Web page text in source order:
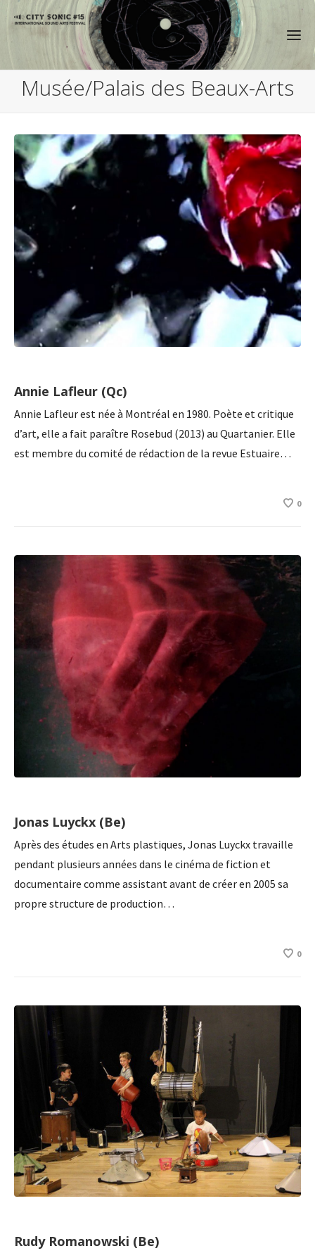
Musée/Palais des Beaux-Arts
Annie Lafleur (Qc)
Annie Lafleur est née à Montréal en 1980. Poète et critique
d’art, elle a fait paraître Rosebud (2013) au Quartanier. Elle
est membre du comité de rédaction de la revue Estuaire…
0
Jonas Luyckx (Be)
Après des études en Arts plastiques, Jonas Luyckx travaille
pendant plusieurs années dans le cinéma de fiction et
documentaire comme assistant avant de créer en 2005 sa
propre structure de production…
0
Rudy Romanowski (Be)